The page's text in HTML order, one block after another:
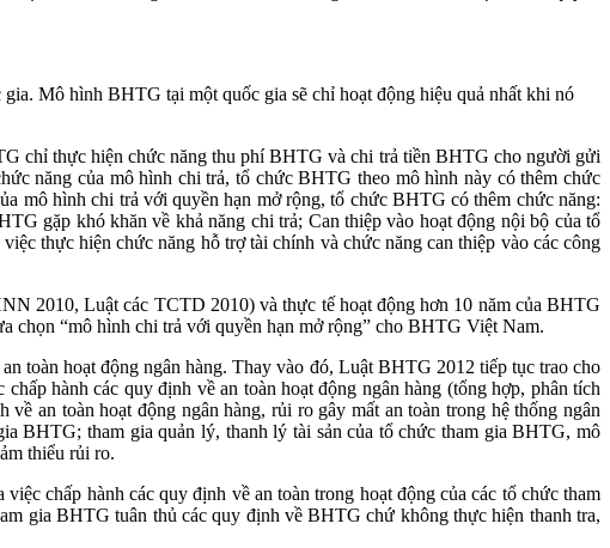
Mô hình BHTG tại một quốc gia sẽ chỉ hoạt động hiệu quả nhất khi nó
chỉ thực hiện chức năng thu phí BHTG và chi trả tiền BHTG cho người gửi
năng của mô hình chi trả, tổ chức BHTG theo mô hình này có thêm chức
mô hình chi trả với quyền hạn mở rộng, tổ chức BHTG có thêm chức năng:
gặp khó khăn về khả năng chi trả; Can thiệp vào hoạt động nội bộ của tổ
thực hiện chức năng hỗ trợ tài chính và chức năng can thiệp vào các công
2010, Luật các TCTD 2010) và thực tế hoạt động hơn 10 năm của BHTG
chọn “mô hình chi trả với quyền hạn mở rộng” cho BHTG Việt Nam.
toàn hoạt động ngân hàng. Thay vào đó, Luật BHTG 2012 tiếp tục trao cho
hành các quy định về an toàn hoạt động ngân hàng (tổng hợp, phân tích
an toàn hoạt động ngân hàng, rủi ro gây mất an toàn trong hệ thống ngân
BHTG; tham gia quản lý, thanh lý tài sản của tổ chức tham gia BHTG, mô
thiểu rủi ro.
chấp hành các quy định về an toàn trong hoạt động của các tổ chức tham
gia BHTG tuân thủ các quy định về BHTG chứ không thực hiện thanh tra,